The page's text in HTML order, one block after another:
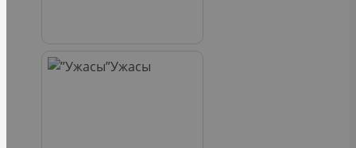
Ужасы